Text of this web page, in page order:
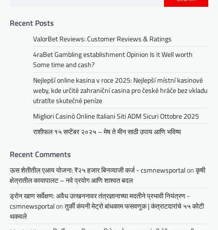
Recent Posts
ValorBet Reviews: Customer Reviews & Ratings
4raBet Gambling establishment Opinion Is it Well worth
Some time and cash?
Nejlepší online kasina v roce 2025: Nejlepší místní kasinové
weby, kde určitě zahraniční casina pro české hráče bez vkladu
utratíte skutečné peníze
Migliori Casinò Online Italiani Siti ADM Sicuri Ottobre 2025
राशीफल १५ सप्टेंबर २०२५ – मेष ते मीन साठी उपाय आणि भविष्य
Recent Comments
ऊस शेतीतील एआय योजना: ₹२५ हजार बिनव्याजी कर्ज - csmnewsportalonकृषी
क्षेत्रातील कायापालट – नवे प्रयोग आणि शाश्वत बदल
ड्रोन खाण सर्वेक्षण: अवैध उत्खननावर तंत्रज्ञानाच्या मदतीने प्रभावी नियंत्रण -
csmnewsportalonतुर्की कंपनी मेट्रो बांधकाम फसवणूक | कंत्राटदारांचे ५५ कोटी
थकवले